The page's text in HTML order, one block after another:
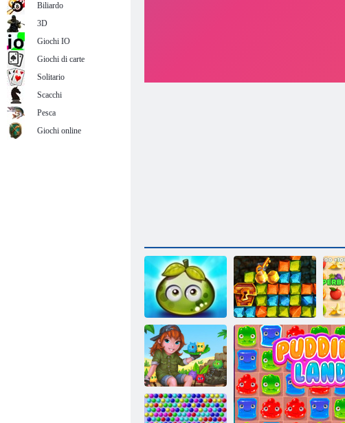
Avventura
succose bacche
Caccia al tesoro
corsa all'oro
Biliardo
3D
Giochi IO
Giochi di carte
Solitario
Scacchi
Pesca
Giochi online